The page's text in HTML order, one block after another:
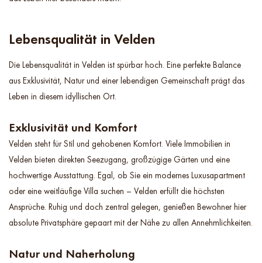
Lebensqualität in Velden
Die Lebensqualität in Velden ist spürbar hoch. Eine perfekte Balance
aus Exklusivität, Natur und einer lebendigen Gemeinschaft prägt das
Leben in diesem idyllischen Ort.
Exklusivität und Komfort
Velden steht für Stil und gehobenen Komfort. Viele Immobilien in
Velden bieten direkten Seezugang, großzügige Gärten und eine
hochwertige Ausstattung. Egal, ob Sie ein modernes Luxusapartment
oder eine weitläufige Villa suchen – Velden erfüllt die höchsten
Ansprüche. Ruhig und doch zentral gelegen, genießen Bewohner hier
absolute Privatsphäre gepaart mit der Nähe zu allen Annehmlichkeiten.
Natur und Naherholung